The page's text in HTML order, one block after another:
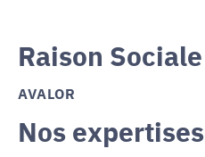
Raison Sociale
AVALOR
Nos expertises